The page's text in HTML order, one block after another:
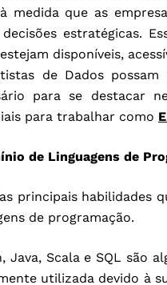
medida que as
estratégicas.
disponíveis,
de Dados
para se destacar
para trabalhar como
de Linguagens de
principais habilidades
de programação.
Java, Scala e SQL são
utilizada devido à